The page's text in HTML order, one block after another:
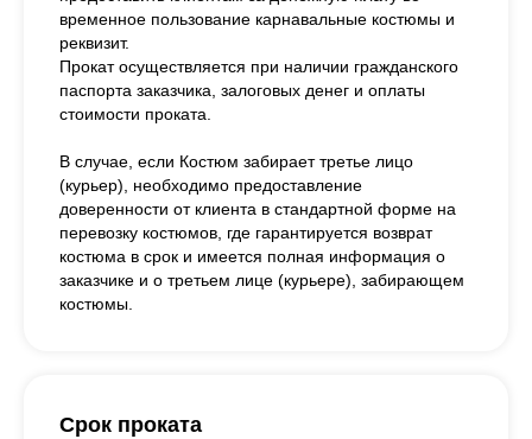
временное пользование карнавальные костюмы и
реквизит.
Прокат осуществляется при наличии гражданского
паспорта заказчика, залоговых денег и оплаты
стоимости проката.
В случае, если Костюм забирает третье лицо
(курьер), необходимо предоставление
доверенности от клиента в стандартной форме на
перевозку костюмов, где гарантируется возврат
костюма в срок и имеется полная информация о
заказчике и о третьем лице (курьере), забирающем
костюмы.
Срок проката